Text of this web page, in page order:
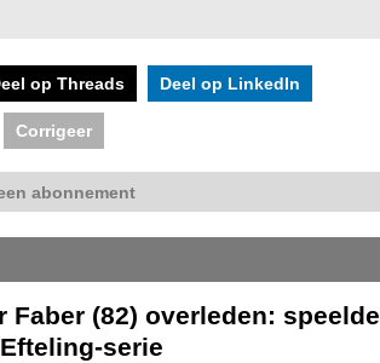
op Threads Deel op LinkedIn
Corrigeer
abonnement
Faber (82) overleden: speelde
serie